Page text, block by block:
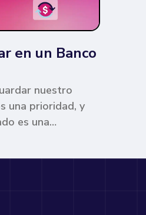
en un Banco
nuestro
una prioridad, y
es una